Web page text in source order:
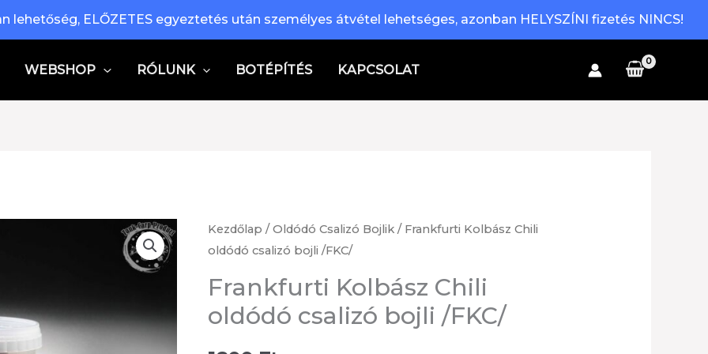
lehetőség, ELŐZETES egyeztetés után személyes átvétel lehetséges, azonban HELYSZÍNI fizetés NINCS!
WEBSHOP RÓLUNK BOTÉPÍTÉS KAPCSOLAT
Kezdőlap /Oldódó Csalizó Bojlik / Frankfurti Kolbász Chili
oldódó csalizó bojli /FKC/
Frankfurti Kolbász Chili
oldódó csalizó bojli /FKC/